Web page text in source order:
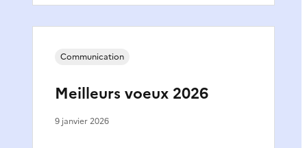
Meilleurs voeux 2026
Communication
9 janvier 2026